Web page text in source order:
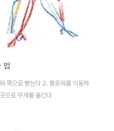
법
쪽으로 뻗는다 2. 팔로워를 이동하
으로 무게를 옮긴다